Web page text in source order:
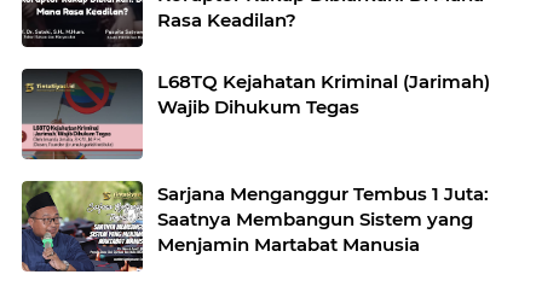
Rasa Keadilan?
L68TQ Kejahatan Kriminal (Jarimah)
Wajib Dihukum Tegas
Sarjana Menganggur Tembus 1 Juta:
Saatnya Membangun Sistem yang
Menjamin Martabat Manusia